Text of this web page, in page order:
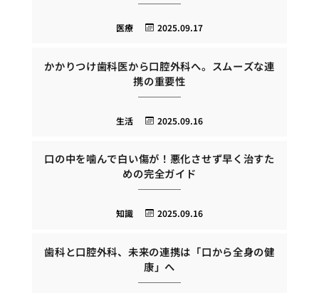
2025.09.17
医療
かかりつけ歯科医から口腔外科へ。スムーズな連
携の重要性
2025.09.16
生活
口の中を噛んで白い傷が！悪化させず早く治すた
めの完全ガイド
2025.09.16
知識
歯科と口腔外科、未来の連携は「口から全身の健
康」へ